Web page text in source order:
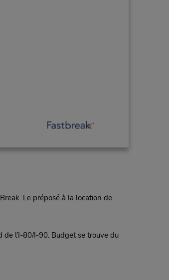
Le préposé à la location de
de l’I-80/I-90. Budget se trouve du